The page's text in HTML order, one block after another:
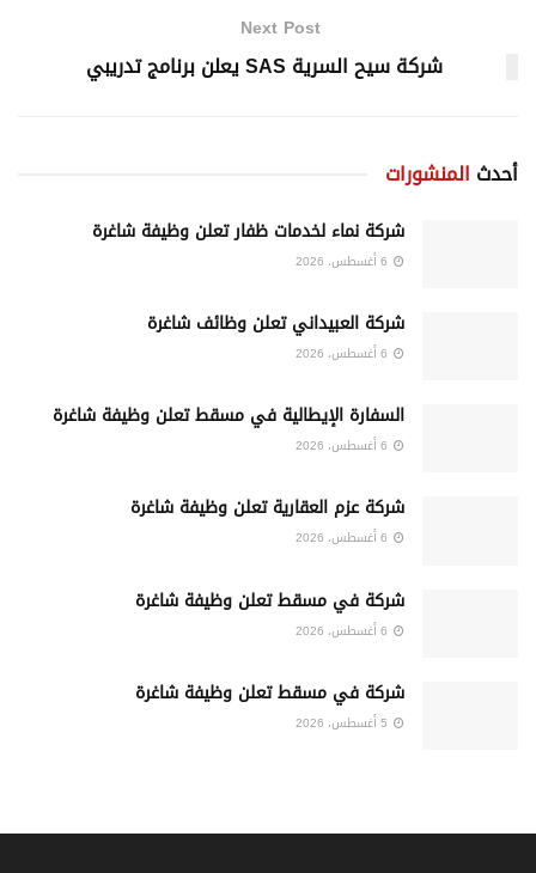
Next Post
شركة سيح السرية SAS يعلن برنامج تدريبي
أحدث المنشورات
شركة نماء لخدمات ظفار تعلن وظيفة شاغرة
شركة العبيداني تعلن وظائف شاغرة
السفارة الإيطالية في مسقط تعلن وظيفة شاغرة
شركة عزم العقارية تعلن وظيفة شاغرة
شركة في مسقط تعلن وظيفة شاغرة
شركة في مسقط تعلن وظيفة شاغرة